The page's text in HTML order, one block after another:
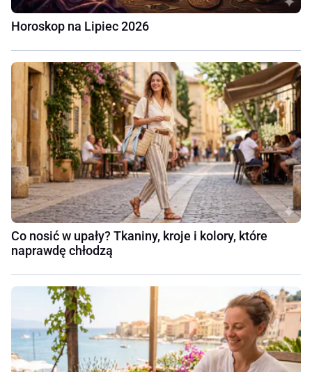
Horoskop na Lipiec 2026
Co nosić w upały? Tkaniny, kroje i kolory, które
naprawdę chłodzą